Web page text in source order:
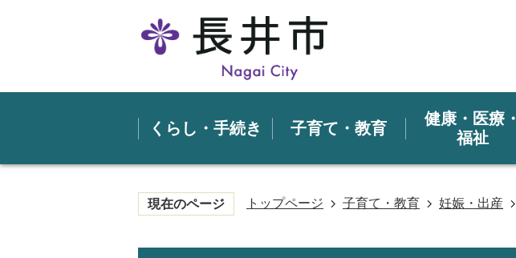
くらし・手続き 子育て・教育
健康・医療・
福祉
現在のページ トップページ 子育て・教育 妊娠・出産